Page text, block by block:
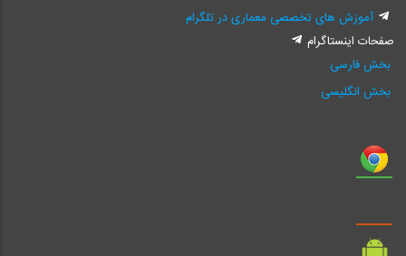
آموزش های تخصصی معماری در تلگرام
صفحات اینستاگرام
بخش فارسی
بخش انگلیسی